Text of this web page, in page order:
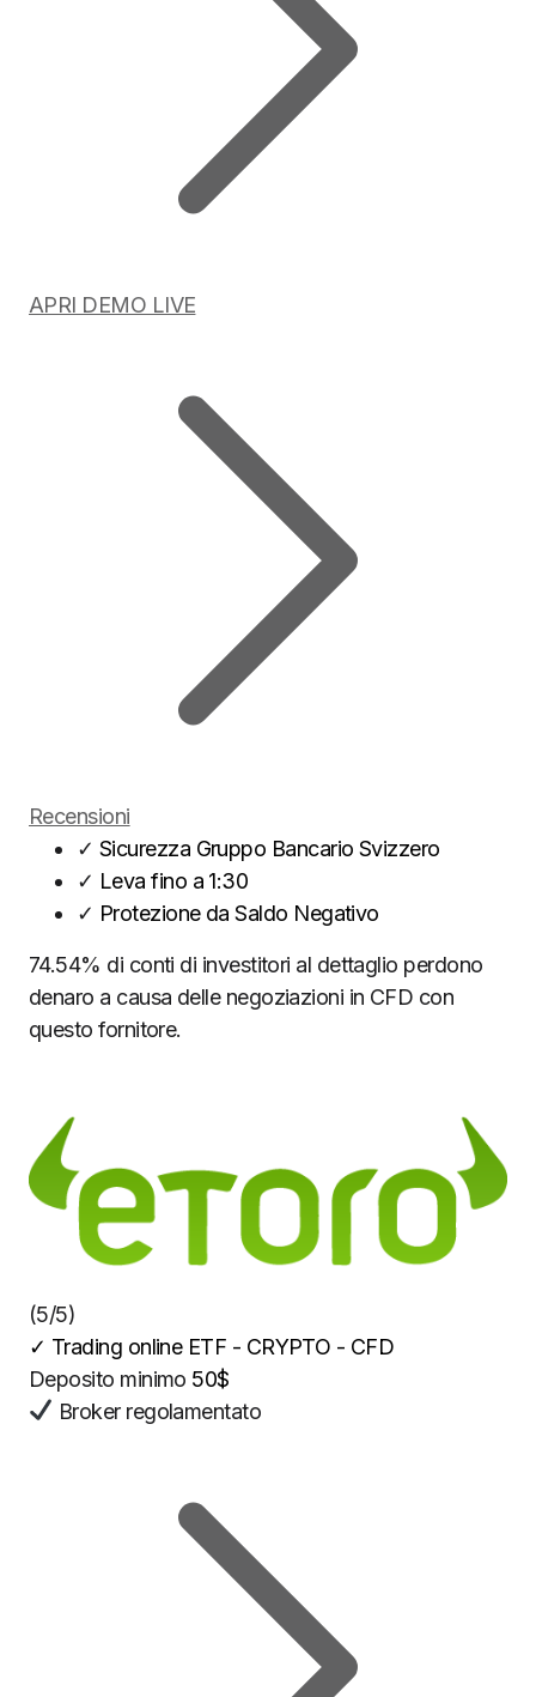
APRI DEMO LIVE
Recensioni
✓ Sicurezza Gruppo Bancario Svizzero
✓ Leva fino a 1:30
✓ Protezione da Saldo Negativo
74.54% di conti di investitori al dettaglio perdono
denaro a causa delle negoziazioni in CFD con
questo fornitore.
(5/5)
✓ Trading online ETF - CRYPTO - CFD
Deposito minimo 50$
Broker regolamentato